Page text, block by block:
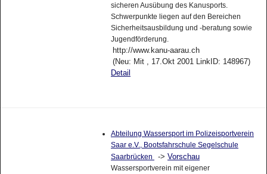
sicheren Ausübung des Kanusports.
Schwerpunkte liegen auf den Bereichen
Sicherheitsausbildung und -beratung sowie
Jugendförderung.
http://www.kanu-aarau.ch
(Neu: Mit , 17.Okt 2001 LinkID: 148967)
Detail
Abteilung Wassersport im Polizeisportverein
Saar e.V., Bootsfahrschule Segelschule
Saarbrücken
-> Vorschau
Wassersportverein mit eigener